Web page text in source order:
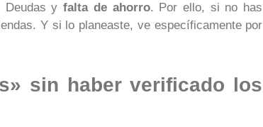
Deudas yfalta de ahorro. Por ello, si no has
Y si lo planeaste, ve específicamente por
sin haber verificado los